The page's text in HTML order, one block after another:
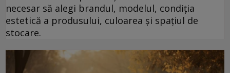
necesar să alegi brandul, modelul, condiția
estetică a produsului, culoarea și spațiul de
stocare.